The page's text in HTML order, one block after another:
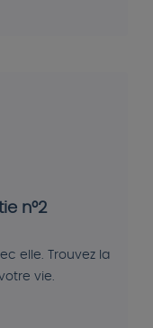
n°2
elle. Trouvez la
vie.